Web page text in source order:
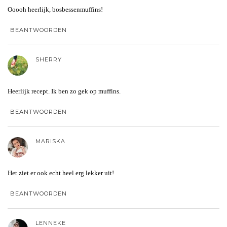
Ooooh heerlijk, bosbessenmuffins!
BEANTWOORDEN
SHERRY
Heerlijk recept. Ik ben zo gek op muffins.
BEANTWOORDEN
MARISKA
Het ziet er ook echt heel erg lekker uit!
BEANTWOORDEN
LENNEKE